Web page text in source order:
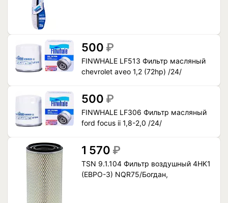
500 ₽
FINWHALE LF513 Фильтр масляный
chevrolet aveo 1,2 (72hp) /24/
500 ₽
FINWHALE LF306 Фильтр масляный
ford focus ii 1,8-2,0 /24/
1 570 ₽
TSN 9.1.104 Фильтр воздушный 4HK1
(ЕВРО-3) NQR75/Богдан,